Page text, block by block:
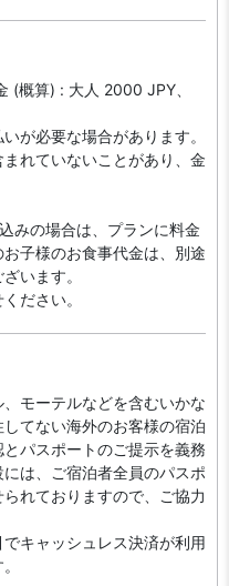
(概算) : 大人 2000 JPY、
が必要な場合があります。
れていないことがあり、金
みの場合は、プランに料金
子様のお食事代金は、別途
います。
ださい。
モーテルなどを含むいかな
てない海外のお客様の宿泊
パスポートのご提示を義務
は、ご宿泊者全員のパスポ
れておりますの​で、ご協力
キャッシュレス決済が利用